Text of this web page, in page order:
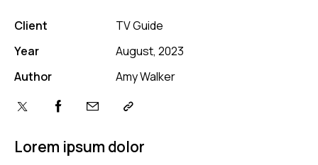
Lorem ipsum dolor
Client
TV Guide
Year
August, 2023
Author
Amy Walker